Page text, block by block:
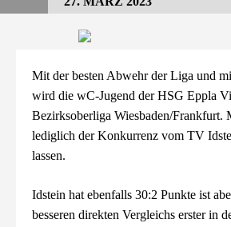
Mit der besten Abwehr der Liga und
wird die wC-Jugend der HSG Eppla
Bezirksoberliga Wiesbaden/Frankfurt.
lediglich der Konkurrenz vom TV
lassen.
Idstein hat ebenfalls 30:2 Punkte ist
besseren direkten Vergleichs erster in